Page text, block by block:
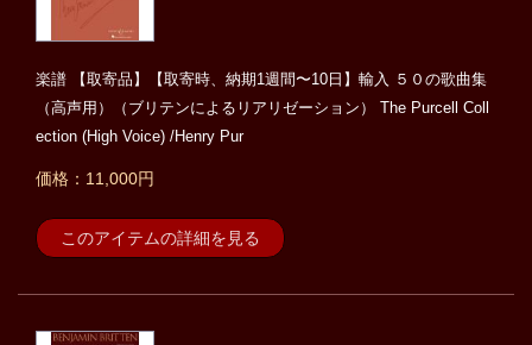
楽譜 【取寄品】【取寄時、納期1週間〜10日】輸入 ５０の歌曲集
（高声用）（ブリテンによるリアリゼーション） The Purcell Coll
ection (High Voice) /Henry Pur
価格：11,000円
このアイテムの詳細を見る